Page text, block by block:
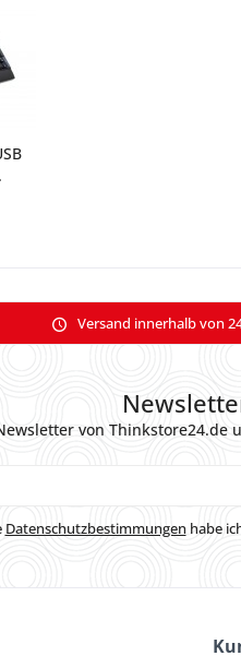
Versand innerhalb von
von Thinkstore24.de
Datenschutzbestimmungen habe